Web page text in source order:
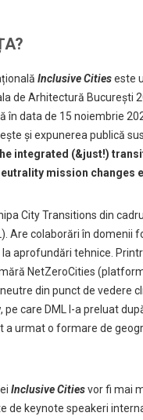
Inclusive Citieseste
de Arhitectură București
în data de 15 noiembrie
și expunerea publică
integrated (&just!)
mission changes
City Transitions din
Are colaborări în domenii
aprofundări tehnice.
NetZeroCities
din punct de vedere
pe care DML l-a preluat
a urmat o formare de
Inclusive Citiesvor fi mai
de keynote speakeri